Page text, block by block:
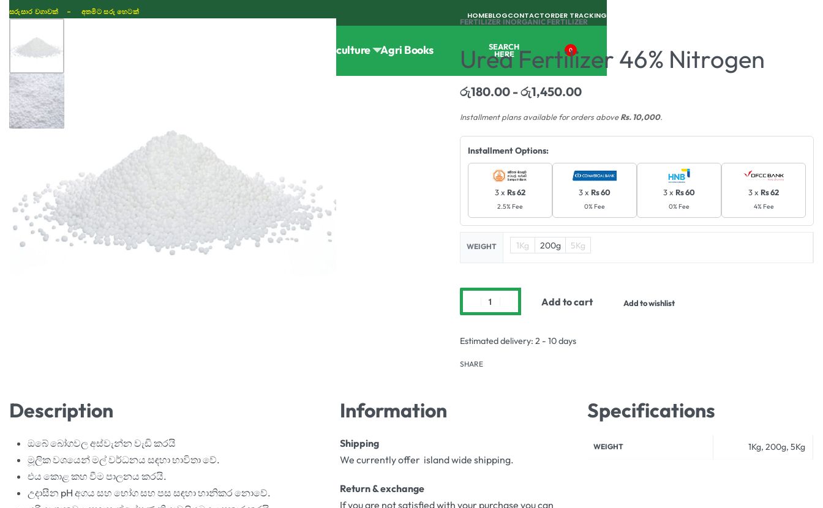
සරුසාර වගාවක් - අතමිට සරු හෙටක් HOMEBLOGCONTACTORDER TRACKING
Horticulture Agri Books SEARCH
HERE 0
FERTILIZER›INORGANIC FERTILIZER
Urea Fertilizer 46% Nitrogen
රු180.00 රු1,450.00
Installment plans available for orders aboveRs. 10,000.
Installment Options:
3 x Rs 62
2.5% Fee
3 x Rs 60
0% Fee
3 x Rs 60
0% Fee
3 x Rs 62
4% Fee
WEIGHT 1Kg 200g 5Kg
Add to cart Add to wishlist
Estimated delivery: 2 - 10 days
SHARE
Description
ඔබේ බෝගවල අස්වැන්න වැඩි කරයි
මූලික වශයෙන් මල් වර්ධනය සඳහා භාවිතා වේ.
එය කොළ කහ වීම පාලනය කරයි.
උදාසීන pH අගය සහ භෝග සහ පස සඳහා හානිකර නොවේ.
Information
Shipping
We currently offer island wide shipping.
Return & exchange
If you are not satisfied with your purchase you can
Specifications
WEIGHT 1Kg, 200g, 5Kg